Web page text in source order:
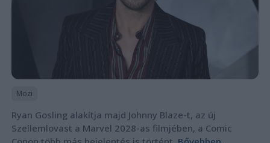
Mozi
Ryan Gosling alakítja majd Johnny Blaze-t, az új
Szellemlovast a Marvel 2028-as filmjében, a Comic